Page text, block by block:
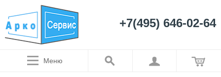
+7(495) 646-02-64
Меню